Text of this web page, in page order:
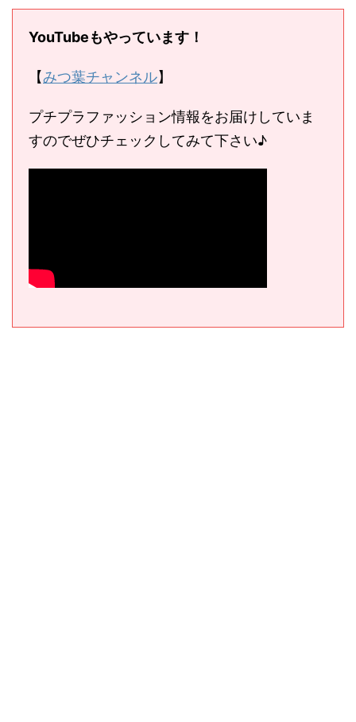
YouTubeもやっています！
【みつ葉チャンネル】
プチプラファッション情報をお届けしていま
すのでぜひチェックしてみて下さい♪